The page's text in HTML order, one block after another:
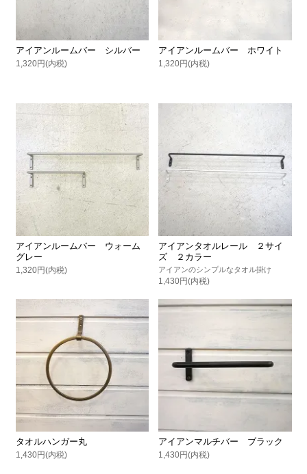
アイアンルームバー シルバー
1,320円(内税)
アイアンルームバー ホワイト
1,320円(内税)
アイアンルームバー ウォーム
グレー
1,320円(内税)
アイアンタオルレール ２サイ
ズ ２カラー
アイアンのシンプルなタオル掛け
1,430円(内税)
タオルハンガー丸
1,430円(内税)
アイアンマルチバー ブラック
1,430円(内税)